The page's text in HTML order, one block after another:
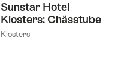
Sunstar Hotel
Klosters: Chässtube
Klosters